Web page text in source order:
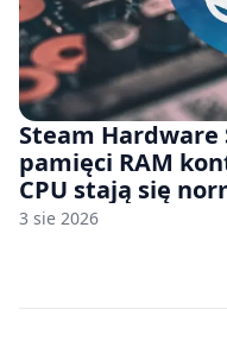
Steam Hardware
pamięci RAM
CPU stają się
3 sie 2026